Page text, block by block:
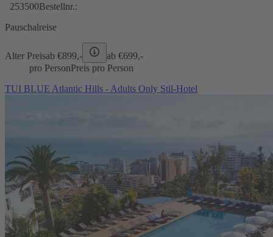
253500Bestellnr.:
Pauschalreise
Alter Preisab €899,- ab €699,-
pro PersonPreis pro Person
TUI BLUE Atlantic Hills - Adults Only Stil-Hotel